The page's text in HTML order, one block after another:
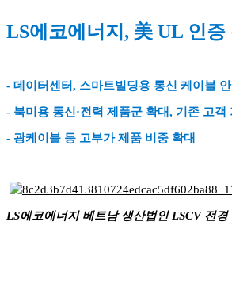
LS에코에너지, 美 UL 인
- 데이터센터, 스마트빌딩용 통신 케이블
- 북미용 통신·전력 제품군 확대, 기존 고객
- 광케이블 등 고부가 제품 비중 확대
LS에코에너지 베트남 생산법인 LSCV 전경